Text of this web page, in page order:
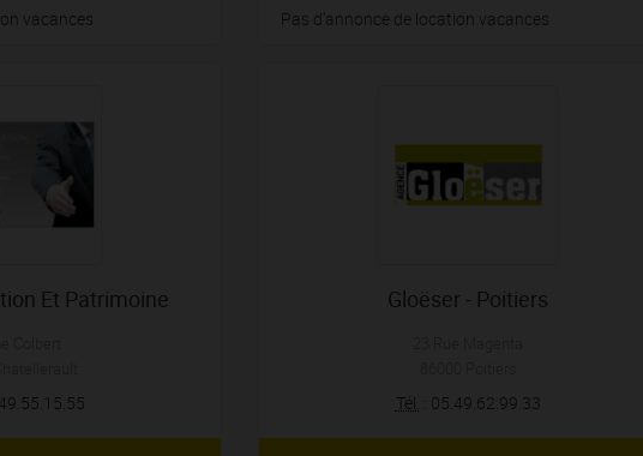
vacances Pas d'annonce de location vacances
Et Patrimoine Gloëser - Poitiers
Tél. : 05.49.62.99.33